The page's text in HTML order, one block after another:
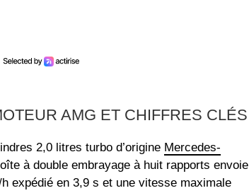
AMG ET CHIFFRES CLÉS
2,0 litres turbo d’origine Mercedes-
à double embrayage à huit rapports envoie
expédié en 3,9 s et une vitesse maximale